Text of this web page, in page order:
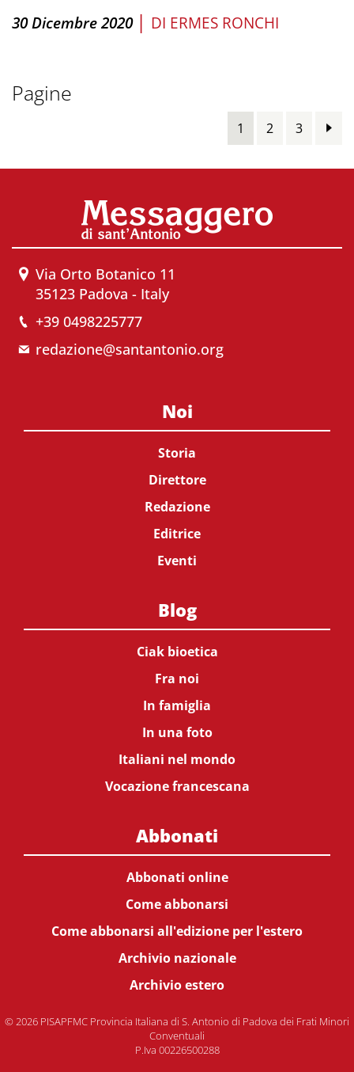
30 Dicembre 2020 | DI ERMES RONCHI
Pagine
1 2 3
Via Orto Botanico 11
35123 Padova - Italy
+39 0498225777
redazione@santantonio.org
Noi
Storia
Direttore
Redazione
Editrice
Eventi
Blog
Ciak bioetica
Fra noi
In famiglia
In una foto
Italiani nel mondo
Vocazione francescana
Abbonati
Abbonati online
Come abbonarsi
Come abbonarsi all'edizione per l'estero
Archivio nazionale
Archivio estero
© 2026 PISAPFMC Provincia Italiana di S. Antonio di Padova dei Frati Minori
Conventuali
P.Iva 00226500288